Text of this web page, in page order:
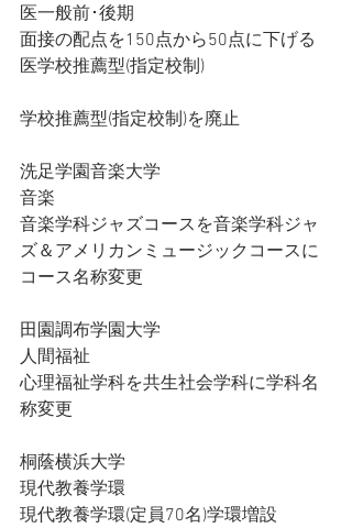
医一般前･後期
面接の配点を150点から50点に下げる
医学校推薦型(指定校制)
学校推薦型(指定校制)を廃止
洗足学園音楽大学
音楽
音楽学科ジャズコースを音楽学科ジャ
ズ＆アメリカンミュージックコースに
コース名称変更
田園調布学園大学
人間福祉
心理福祉学科を共生社会学科に学科名
称変更
桐蔭横浜大学
現代教養学環
現代教養学環(定員70名)学環増設